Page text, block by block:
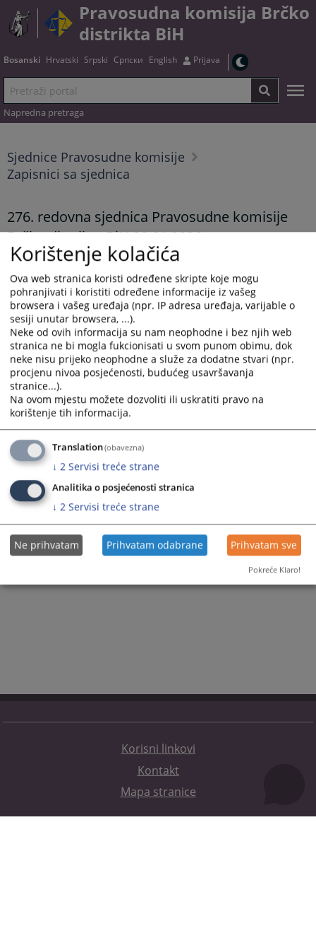
Pravosudna komisija Brčko
distrikta BiH
Bosanski Hrvatski Srpski Српски English Prijava
Napredna pretraga
Sjednice Pravosudne komisije
Zapisnici sa sjednica
276. redovna sjednica Pravosudne komisije
Brčko distrikta BiH 30.01.2026.
14.04.2026.
Zapisnik možete preuzetiOVDJE.
Prikazana vijest je na: Bosanski jezik
Vijest dostupna još na: Српски језик
10PREGLEDA
Korisni linkovi
Kontakt
Mapa stranice
Korištenje kolačića
Ova web stranica koristi određene skripte koje mogu
pohranjivati i koristiti određene informacije iz vašeg
browsera i vašeg uređaja (npr. IP adresa uređaja, varijable o
sesiji unutar browsera, ...).
Neke od ovih informacija su nam neophodne i bez njih web
stranica ne bi mogla fukcionisati u svom punom obimu, dok
neke nisu prijeko neophodne a služe za dodatne stvari (npr.
procjenu nivoa posjećenosti, budućeg usavršavanja
stranice...).
Na ovom mjestu možete dozvoliti ili uskratiti pravo na
korištenje tih informacija.
Translation(obavezna)
↓ 2 Servisi treće strane
Analitika o posjećenosti stranica
↓ 2 Servisi treće strane
Ne prihvatam Prihvatam odabrane Prihvatam sve
Pokreće Klaro!